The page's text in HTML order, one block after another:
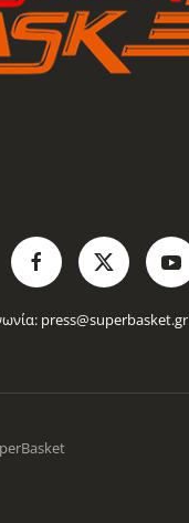
press@superbasket.gr